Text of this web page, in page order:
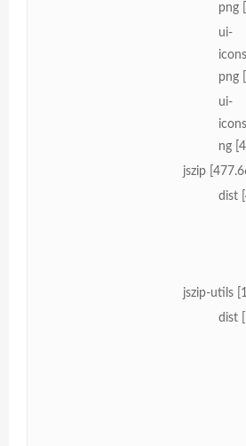
png
ui-
png
ui-
ng
jszip
dist
jszip-utils
dist